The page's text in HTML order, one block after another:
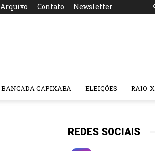
Arquivo Contato Newsletter
BANCADA CAPIXABA ELEIÇÕES RAIO-X
REDES SOCIAIS